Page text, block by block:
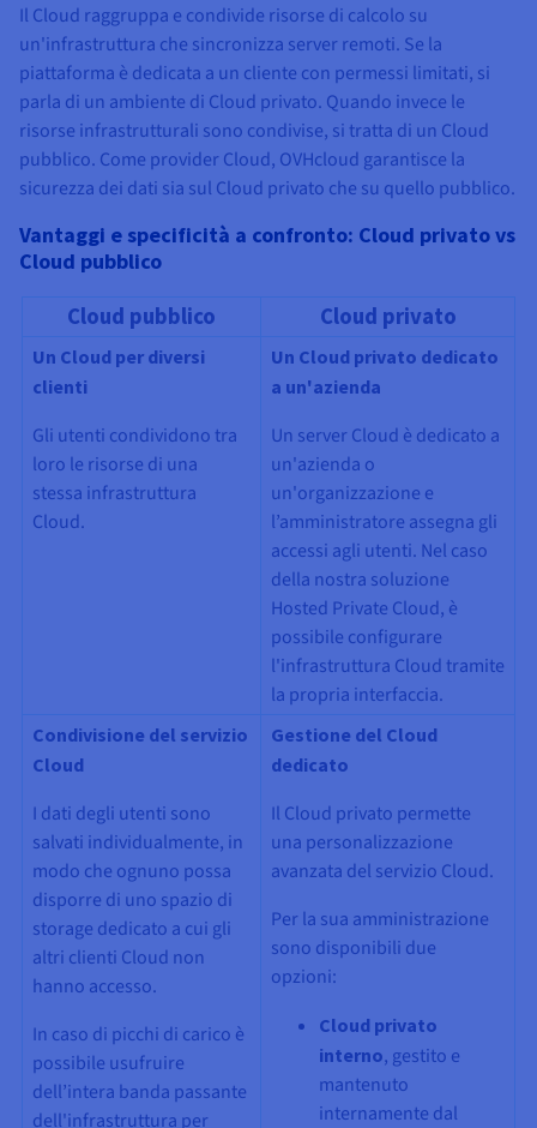
Il Cloud raggruppa e condivide risorse di calcolo su
un'infrastruttura che sincronizza server remoti. Se la
piattaforma è dedicata a un cliente con permessi limitati, si
parla di un ambiente di Cloud privato. Quando invece le
risorse infrastrutturali sono condivise, si tratta di un Cloud
pubblico. Come provider Cloud, OVHcloud garantisce la
sicurezza dei dati sia sul Cloud privato che su quello pubblico.
Vantaggi e specificità a confronto: Cloud privato vs
Cloud pubblico
Cloud pubblico
Cloud privato
Un Cloud per diversi
clienti
Gli utenti condividono tra
loro le risorse di una
stessa infrastruttura
Cloud.
Un Cloud privato dedicato
a un'azienda
Un server Cloud è dedicato a
un'azienda o
un'organizzazione e
l’amministratore assegna gli
accessi agli utenti. Nel caso
della nostra soluzione
Hosted Private Cloud, è
possibile configurare
l'infrastruttura Cloud tramite
la propria interfaccia.
Condivisione del servizio
Cloud
I dati degli utenti sono
salvati individualmente, in
modo che ognuno possa
disporre di uno spazio di
storage dedicato a cui gli
altri clienti Cloud non
hanno accesso.
In caso di picchi di carico è
possibile usufruire
dell’intera banda passante
dell'infrastruttura per
Gestione del Cloud
dedicato
Il Cloud privato permette
una personalizzazione
avanzata del servizio Cloud.
Per la sua amministrazione
sono disponibili due
opzioni:
Cloud privato
interno, gestito e
mantenuto
internamente dal